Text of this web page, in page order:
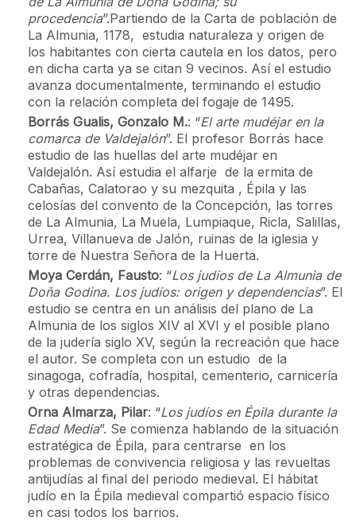
procedencia”.Partiendo de la Carta de población de
La Almunia, 1178, estudia naturaleza y origen de
los habitantes con cierta cautela en los datos, pero
en dicha carta ya se citan 9 vecinos. Así el estudio
avanza documentalmente, terminando el estudio
con la relación completa del fogaje de 1495.
Borrás Gualis, Gonzalo M.: “El arte mudéjar en la
comarca de Valdejalón”. El profesor Borrás hace
estudio de las huellas del arte mudéjar en
Valdejalón. Así estudia el alfarje de la ermita de
Cabañas, Calatorao y su mezquita , Épila y las
celosías del convento de la Concepción, las torres
de La Almunia, La Muela, Lumpiaque, Ricla, Salillas,
Urrea, Villanueva de Jalón, ruinas de la iglesia y
torre de Nuestra Señora de la Huerta.
Moya Cerdán, Fausto: “Los judíos de La Almunia de
Doña Godina. Los judíos: origen y dependencias”. El
estudio se centra en un análisis del plano de La
Almunia de los siglos XIV al XVI y el posible plano
de la judería siglo XV, según la recreación que hace
el autor. Se completa con un estudio de la
sinagoga, cofradía, hospital, cementerio, carnicería
y otras dependencias.
Orna Almarza, Pilar: “Los judíos en Épila durante la
Edad Media”. Se comienza hablando de la situación
estratégica de Épila, para centrarse en los
problemas de convivencia religiosa y las revueltas
antijudías al final del periodo medieval. El hábitat
judío en la Épila medieval compartió espacio físico
en casi todos los barrios.